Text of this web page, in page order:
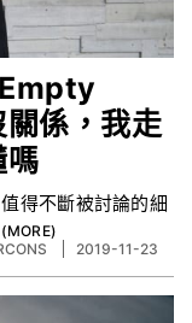
係，我走
嗎
得不斷被討論的細
2019-11-23